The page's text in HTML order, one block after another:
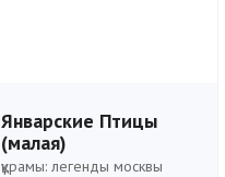
Январские Птицы
(малая)
құрамы: легенды москвы